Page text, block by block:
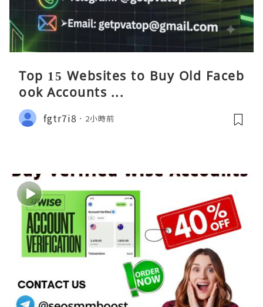
Top 15 Websites to Buy Old Faceb
ook Accounts ...
fgtr7i8 2小時前